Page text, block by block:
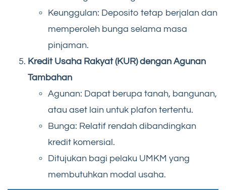
Keunggulan: Deposito tetap berjalan dan
memperoleh bunga selama masa
pinjaman.
Kredit Usaha Rakyat (KUR) dengan Agunan
Tambahan
Agunan: Dapat berupa tanah, bangunan,
atau aset lain untuk plafon tertentu.
Bunga: Relatif rendah dibandingkan
kredit komersial.
Ditujukan bagi pelaku UMKM yang
membutuhkan modal usaha.